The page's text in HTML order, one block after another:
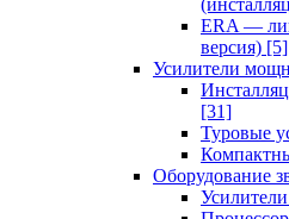
ERA —
версия) [5]
Усилители
[31]
Туровые
Оборудование